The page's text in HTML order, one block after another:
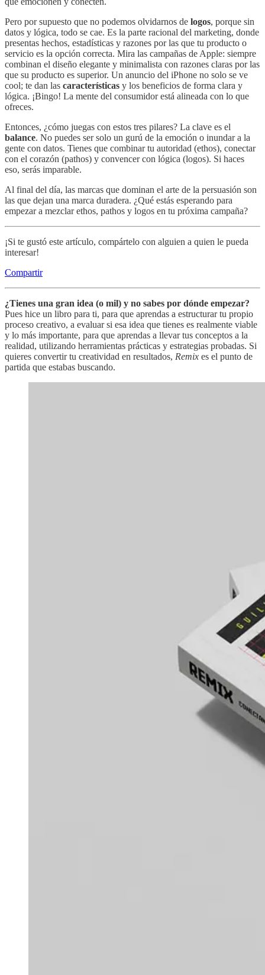
Pero por supuesto que no podemos olvidarnos de logos, porque sin
datos y lógica, todo se cae. Es la parte racional del marketing, donde
presentas hechos, estadísticas y razones por las que tu producto o
servicio es la opción correcta. Mira las campañas de Apple: siempre
combinan el diseño elegante y minimalista con razones claras por las
que su producto es superior. Un anuncio del iPhone no solo se ve
cool; te dan las características y los beneficios de forma clara y
lógica. ¡Bingo! La mente del consumidor está alineada con lo que
ofreces.
Entonces, ¿cómo juegas con estos tres pilares? La clave es el
balance. No puedes ser solo un gurú de la emoción o inundar a la
gente con datos. Tienes que combinar tu autoridad (ethos), conectar
con el corazón (pathos) y convencer con lógica (logos). Si haces
eso, serás imparable.
Al final del día, las marcas que dominan el arte de la persuasión son
las que dejan una marca duradera. ¿Qué estás esperando para
empezar a mezclar ethos, pathos y logos en tu próxima campaña?
¡Si te gustó este artículo, compártelo con alguien a quien le pueda
interesar!
Compartir
¿Tienes una gran idea (o mil) y no sabes por dónde empezar?
Pues hice un libro para ti, para que aprendas a estructurar tu propio
proceso creativo, a evaluar si esa idea que tienes es realmente viable
y lo más importante, para que aprendas a llevar tus conceptos a la
realidad, utilizando herramientas prácticas y estrategias probadas. Si
quieres convertir tu creatividad en resultados, Remix es el punto de
partida que estabas buscando.